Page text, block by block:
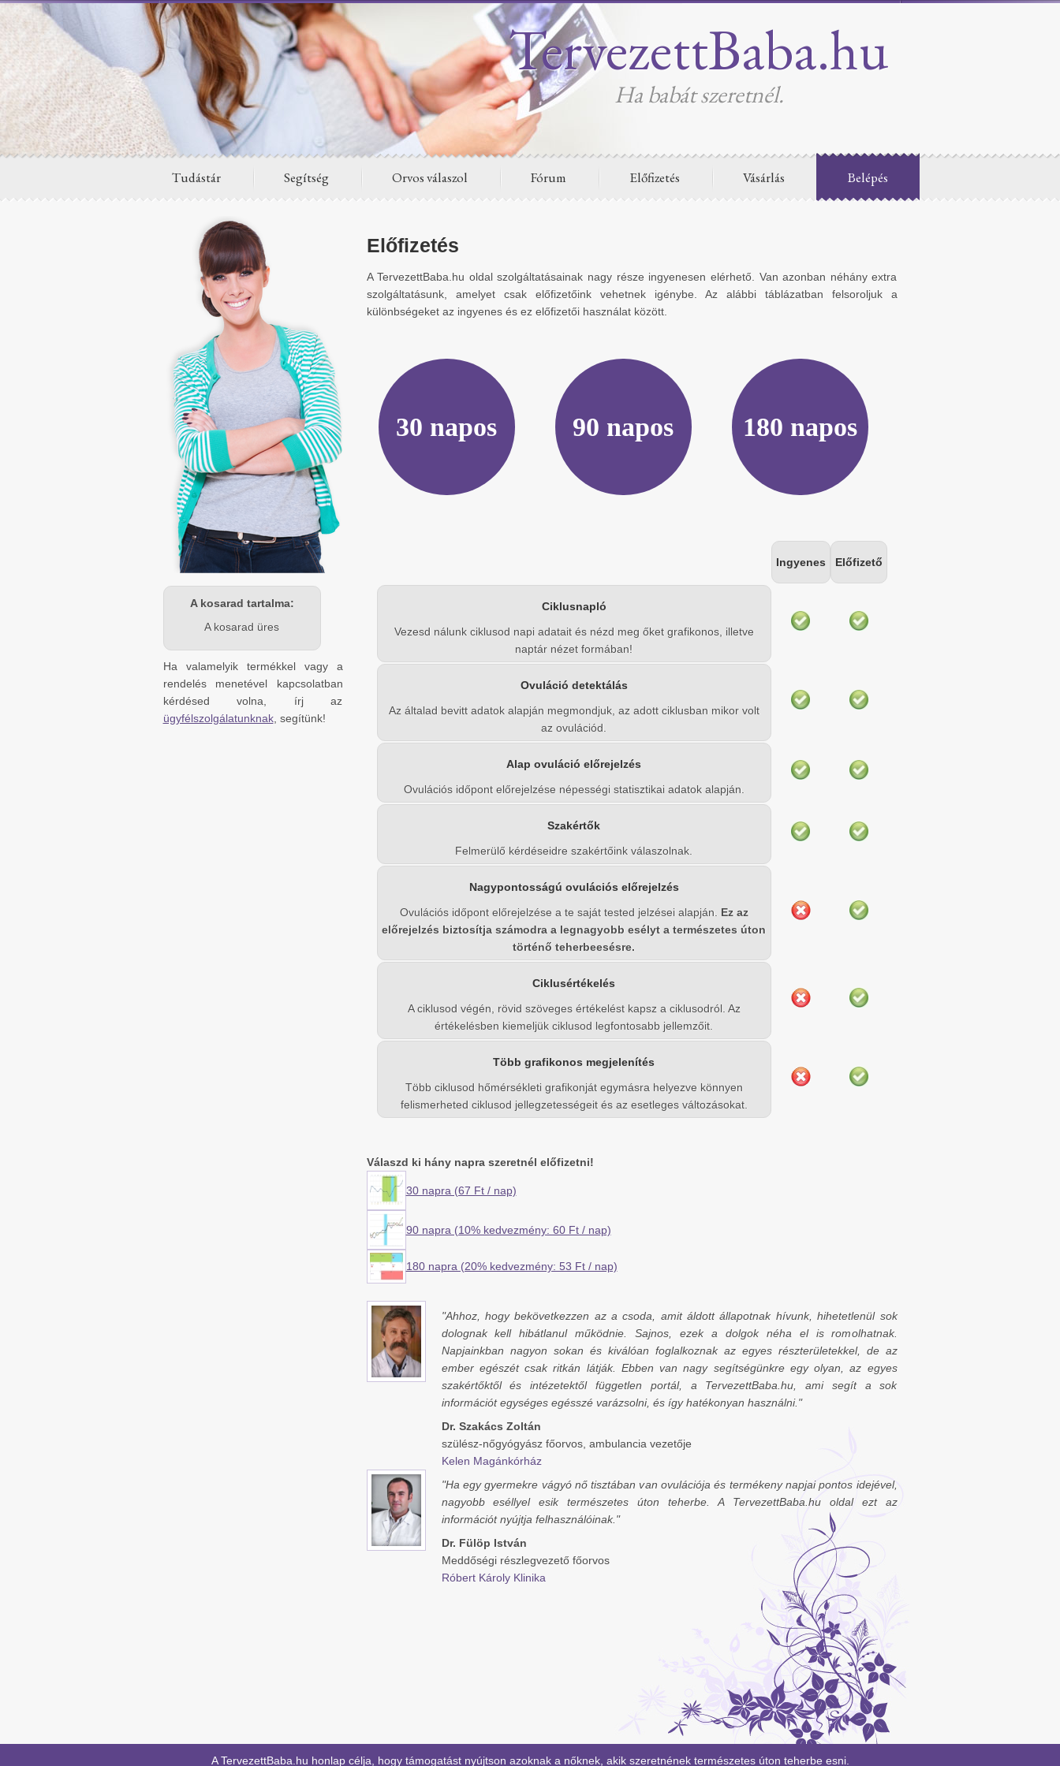
TervezettBaba.hu
Ha babát szeretnél.
Tudástár Segítség Orvos válaszol Fórum Előfizetés Vásárlás Belépés
A kosarad tartalma:
A kosarad üres
Ha valamelyik termékkel vagy a
rendelés menetével kapcsolatban
kérdésed volna, írj az
ügyfélszolgálatunknak, segítünk!
Előfizetés
A TervezettBaba.hu oldal szolgáltatásainak nagy része ingyenesen elérhető. Van azonban néhány extra
szolgáltatásunk, amelyet csak előfizetőink vehetnek igénybe. Az alábbi táblázatban felsoroljuk a
különbségeket az ingyenes és ez előfizetői használat között.
30 napos 90 napos 180 napos
Ingyenes Előfizető
Ciklusnapló
Vezesd nálunk ciklusod napi adatait és nézd meg őket grafikonos, illetve
naptár nézet formában!
Ovuláció detektálás
Az általad bevitt adatok alapján megmondjuk, az adott ciklusban mikor volt
az ovulációd.
Alap ovuláció előrejelzés
Ovulációs időpont előrejelzése népességi statisztikai adatok alapján.
Szakértők
Felmerülő kérdéseidre szakértőink válaszolnak.
Nagypontosságú ovulációs előrejelzés
Ovulációs időpont előrejelzése a te saját tested jelzései alapján. Ez az
előrejelzés biztosítja számodra a legnagyobb esélyt a természetes úton
történő teherbeesésre.
Ciklusértékelés
A ciklusod végén, rövid szöveges értékelést kapsz a ciklusodról. Az
értékelésben kiemeljük ciklusod legfontosabb jellemzőit.
Több grafikonos megjelenítés
Több ciklusod hőmérsékleti grafikonját egymásra helyezve könnyen
felismerheted ciklusod jellegzetességeit és az esetleges változásokat.
Válaszd ki hány napra szeretnél előfizetni!
30 napra (67 Ft / nap)
90 napra (10% kedvezmény: 60 Ft / nap)
180 napra (20% kedvezmény: 53 Ft / nap)
"Ahhoz, hogy bekövetkezzen az a csoda, amit áldott állapotnak hívunk, hihetetlenül sok
dolognak kell hibátlanul működnie. Sajnos, ezek a dolgok néha el is romolhatnak.
Napjainkban nagyon sokan és kiválóan foglalkoznak az egyes részterületekkel, de az
ember egészét csak ritkán látják. Ebben van nagy segítségünkre egy olyan, az egyes
szakértőktől és intézetektől független portál, a TervezettBaba.hu, ami segít a sok
információt egységes egésszé varázsolni, és így hatékonyan használni."
Dr. Szakács Zoltán
szülész-nőgyógyász főorvos, ambulancia vezetője
Kelen Magánkórház
"Ha egy gyermekre vágyó nő tisztában van ovulációja és termékeny napjai pontos idejével,
nagyobb eséllyel esik természetes úton teherbe. A TervezettBaba.hu oldal ezt az
információt nyújtja felhasználóinak."
Dr. Fülöp István
Meddőségi részlegvezető főorvos
Róbert Károly Klinika
A TervezettBaba.hu honlap célja, hogy támogatást nyújtson azoknak a nőknek, akik szeretnének természetes úton teherbe esni.